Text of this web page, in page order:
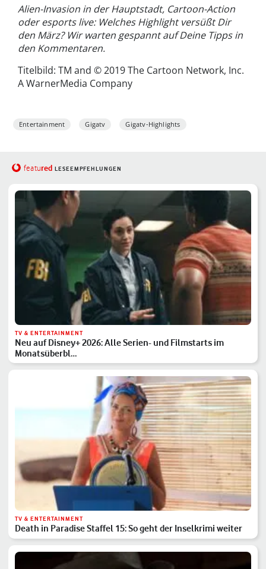
Alien-Invasion in der Hauptstadt, Cartoon-Action
oder esports live: Welches Highlight versüßt Dir
den März? Wir warten gespannt auf Deine Tipps in
den Kommentaren.
Titelbild: TM and © 2019 The Cartoon Network, Inc.
A WarnerMedia Company
Entertainment Gigatv Gigatv-Highlights
featured LESEEMPFEHLUNGEN
TV & ENTERTAINMENT
Neu auf Disney+ 2026: Alle Serien- und Filmstarts im
Monatsüberbl…
TV & ENTERTAINMENT
Death in Paradise Staffel 15: So geht der Inselkrimi weiter